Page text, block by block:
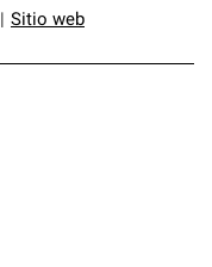
Sitio web